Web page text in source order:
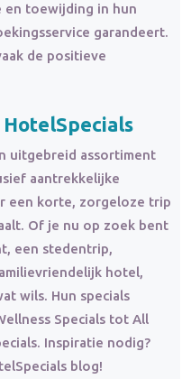
en toewijding in hun
garandeert.
de positieve
uitgebreid assortiment
aantrekkelijke
een korte, zorgeloze trip
Of je nu op zoek bent
een stedentrip,
hotel,
wils. Hun specials
Specials tot All
Inspiratie nodig?
blog!